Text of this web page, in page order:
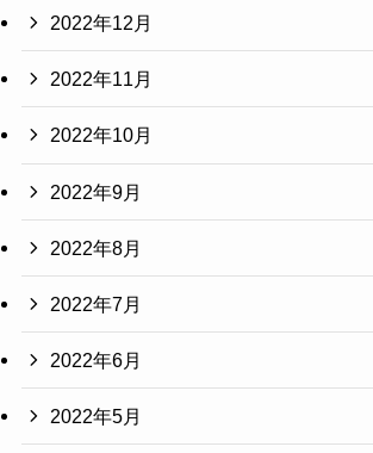
2022年12月
2022年11月
2022年10月
2022年9月
2022年8月
2022年7月
2022年6月
2022年5月